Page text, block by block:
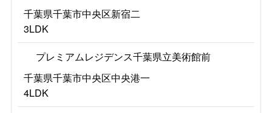
千葉県千葉市中央区新宿二
3LDK
プレミアムレジデンス千葉県立美術館前
千葉県千葉市中央区中央港一
4LDK